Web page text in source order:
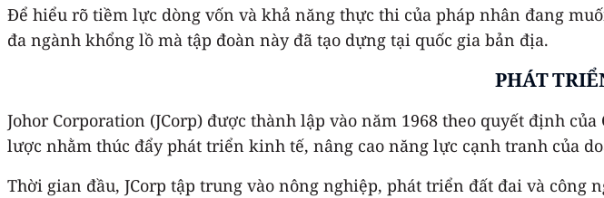
Để hiểu rõ tiềm lực dòng vốn và khả năng thực thi của pháp nhân đang
đa ngành khổng lồ mà tập đoàn này đã tạo dựng tại quốc gia bản địa.
PHÁT
Johor Corporation (JCorp) được thành lập vào năm 1968 theo quyết định
lược nhằm thúc đẩy phát triển kinh tế, nâng cao năng lực cạnh tranh của
Thời gian đầu, JCorp tập trung vào nông nghiệp, phát triển đất đai và công